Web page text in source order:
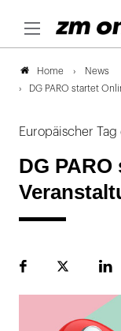
Home
News
DG PARO startet
Europäischer
DG
FacebookPlattform